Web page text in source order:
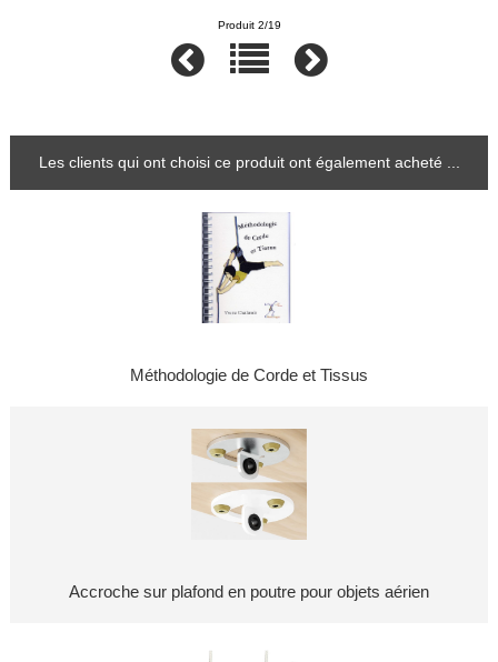
Produit 2/19
Les clients qui ont choisi ce produit ont également acheté ...
Méthodologie de Corde et Tissus
Accroche sur plafond en poutre pour objets aérien